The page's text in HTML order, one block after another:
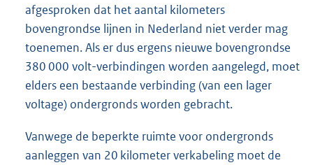
afgesproken dat het aantal kilometers
bovengrondse lijnen in Nederland niet verder mag
toenemen. Als er dus ergens nieuwe bovengrondse
380 000 volt-verbindingen worden aangelegd, moet
elders een bestaande verbinding (van een lager
voltage) ondergronds worden gebracht.
Vanwege de beperkte ruimte voor ondergronds
aanleggen van 20 kilometer verkabeling moet de